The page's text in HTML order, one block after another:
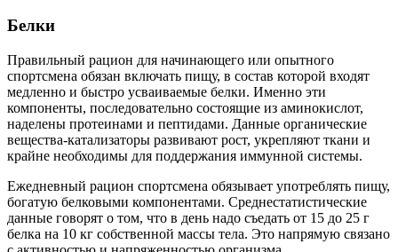
Белки
Правильный рацион для начинающего или опытного
спортсмена обязан включать пищу, в состав которой входят
медленно и быстро усваиваемые белки. Именно эти
компоненты, последовательно состоящие из аминокислот,
наделены протеинами и пептидами. Данные органические
вещества-катализаторы развивают рост, укрепляют ткани и
крайне необходимы для поддержания иммунной системы.
Ежедневный рацион спортсмена обязывает употреблять пищу,
богатую белковыми компонентами. Среднестатистические
данные говорят о том, что в день надо съедать от 15 до 25 г
белка на 10 кг собственной массы тела. Это напрямую связано